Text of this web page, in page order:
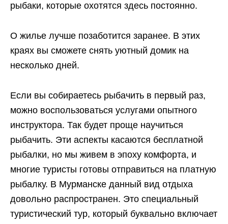
рыбаки, которые охотятся здесь постоянно.
О жилье лучше позаботится заранее. В этих
краях вы сможете снять уютный домик на
несколько дней.
Если вы собираетесь рыбачить в первый раз,
можно воспользоваться услугами опытного
инструктора. Так будет проще научиться
рыбачить. Эти аспекты касаются бесплатной
рыбалки, но мы живем в эпоху комфорта, и
многие туристы готовы отправиться на платную
рыбалку. В Мурманске данный вид отдыха
довольно распространен. Это специальный
туристический тур, который буквально включает